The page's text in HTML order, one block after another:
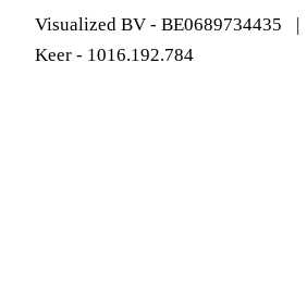
Visualized BV - BE0689734435 |
Keer - 1016.192.784